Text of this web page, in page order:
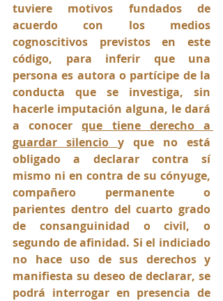
tuviere motivos fundados de
acuerdo con los medios
cognoscitivos previstos en este
código, para inferir que una
persona es autora o partícipe de la
conducta que se investiga, sin
hacerle imputación alguna, le dará
a conocer que tiene derecho a
guardar silencio y que no está
obligado a declarar contra sí
mismo ni en contra de su cónyuge,
compañero permanente o
parientes dentro del cuarto grado
de consanguinidad o civil, o
segundo de afinidad. Si el indiciado
no hace uso de sus derechos y
manifiesta su deseo de declarar, se
podrá interrogar en presencia de